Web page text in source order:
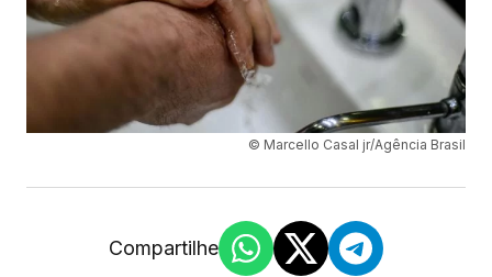
© Marcello Casal jr/Agência Brasil
Compartilhe